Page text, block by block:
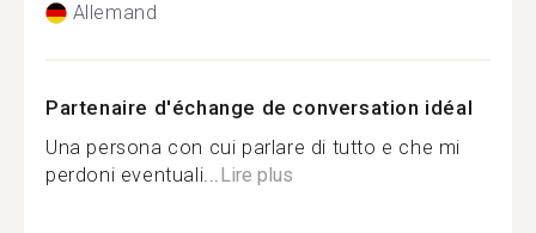
Allemand
Partenaire d'échange de conversation idéal
Una persona con cui parlare di tutto e che mi
perdoni eventuali...Lire plus